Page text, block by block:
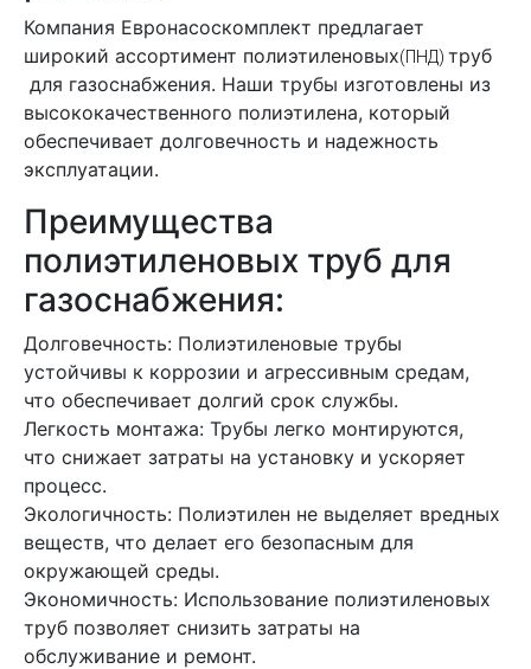
Компания Евронасоcкомплект предлагает
широкий ассортимент полиэтиленовых(ПНД) труб
для газоснабжения. Наши трубы изготовлены из
высококачественного полиэтилена, который
обеспечивает долговечность и надежность
эксплуатации.
Преимущества
полиэтиленовых труб для
газоснабжения:
Долговечность: Полиэтиленовые трубы
устойчивы к коррозии и агрессивным средам,
что обеспечивает долгий срок службы.
Легкость монтажа: Трубы легко монтируются,
что снижает затраты на установку и ускоряет
процесс.
Экологичность: Полиэтилен не выделяет вредных
веществ, что делает его безопасным для
окружающей среды.
Экономичность: Использование полиэтиленовых
труб позволяет снизить затраты на
обслуживание и ремонт.